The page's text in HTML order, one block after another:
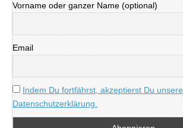
Vorname oder ganzer Name (optional)
Email
Indem Du fortfährst, akzeptierst Du unsere
Datenschutzerklärung.